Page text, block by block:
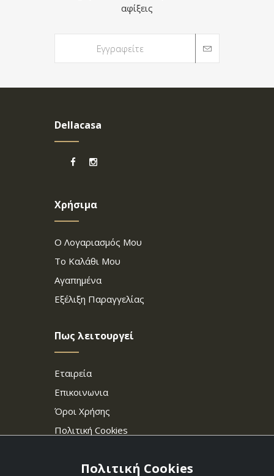
αφίξεις
Dellacasa
Χρήσιμα
Ο Λογαριασμός Μου
Το Καλάθι Μου
Αγαπημένα
Εξέλιξη Παραγγελίας
Πως λειτουργεί
Εταιρεία
Επικοινωνια
Όροι Χρήσης
Πολιτική Cookies
Πολιτική Cookies